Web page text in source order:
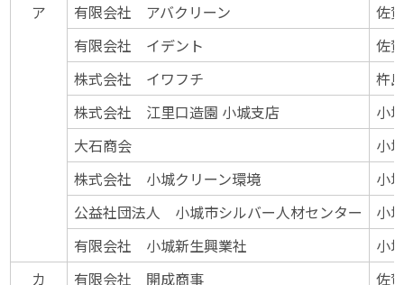
ア
有限会社 アバクリーン
佐
有限会社 イデント
佐
株式会社 イワフチ
杵
株式会社 江里口造園 小城支店
小
大石商会
小
株式会社 小城クリーン環境
小
公益社団法人 小城市シルバー人材センター
小
有限会社 小城新生興業社
小
カ
有限会社 開成商事
佐